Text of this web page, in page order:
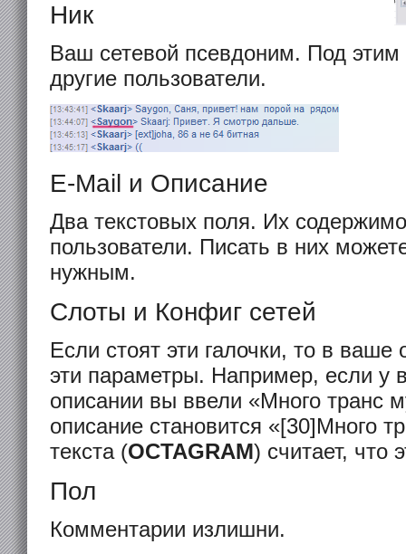
Ник
Ваш сетевой псевдоним. Под
другие пользователи.
E-Mail и Описание
Два текстовых поля. Их
пользователи. Писать в них
нужным.
Слоты и Конфиг сетей
Если стоят эти галочки, то в ваше
эти параметры. Например, если у
описании вы ввели «Много транс
описание становится «[30]Много
текста (OCTAGRAM) считает, что
Пол
Комментарии излишни.